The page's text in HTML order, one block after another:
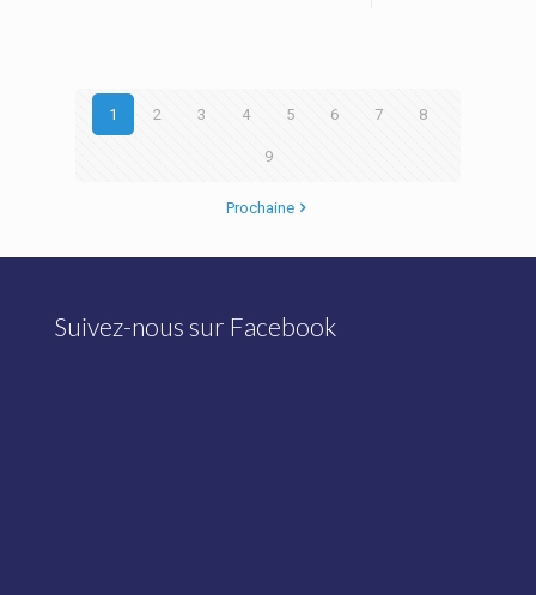
1 2 3 4 5 6 7 8
9
Prochaine
Suivez-nous sur Facebook